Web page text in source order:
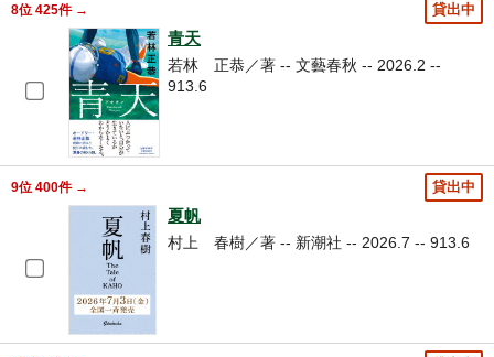
貸出中
8位 425件 →
青天
若林 正恭／著 -- 文藝春秋 -- 2026.2 --
913.6
貸出中
9位 400件 →
夏帆
村上 春樹／著 -- 新潮社 -- 2026.7 -- 913.6